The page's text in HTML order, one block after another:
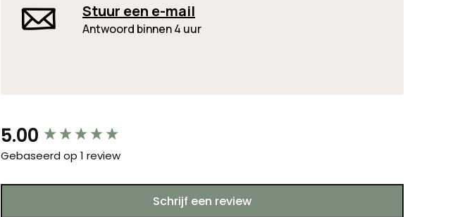
Stuur een e-mail
Antwoord binnen 4 uur
5.00
Gebaseerd op 1 review
Schrijf een review
New content loaded